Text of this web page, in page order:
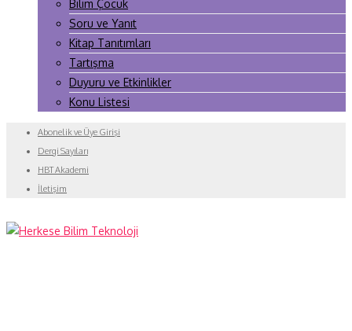
Bilim Çocuk
Soru ve Yanıt
Kitap Tanıtımları
Tartışma
Duyuru ve Etkinlikler
Konu Listesi
Abonelik ve Üye Girişi
Dergi Sayıları
HBT Akademi
İletişim